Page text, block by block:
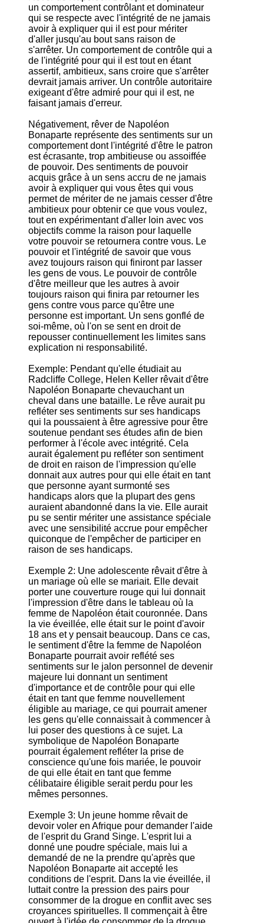
un comportement contrôlant et dominateur
qui se respecte avec l'intégrité de ne jamais
avoir à expliquer qui il est pour mériter
d'aller jusqu'au bout sans raison de
s'arrêter. Un comportement de contrôle qui a
de l'intégrité pour qui il est tout en étant
assertif, ambitieux, sans croire que s'arrêter
devrait jamais arriver. Un contrôle autoritaire
exigeant d'être admiré pour qui il est, ne
faisant jamais d'erreur.
Négativement, rêver de Napoléon
Bonaparte représente des sentiments sur un
comportement dont l'intégrité d'être le patron
est écrasante, trop ambitieuse ou assoiffée
de pouvoir. Des sentiments de pouvoir
acquis grâce à un sens accru de ne jamais
avoir à expliquer qui vous êtes qui vous
permet de mériter de ne jamais cesser d'être
ambitieux pour obtenir ce que vous voulez,
tout en expérimentant d'aller loin avec vos
objectifs comme la raison pour laquelle
votre pouvoir se retournera contre vous. Le
pouvoir et l'intégrité de savoir que vous
avez toujours raison qui finiront par lasser
les gens de vous. Le pouvoir de contrôle
d'être meilleur que les autres à avoir
toujours raison qui finira par retourner les
gens contre vous parce qu'être une
personne est important. Un sens gonflé de
soi-même, où l'on se sent en droit de
repousser continuellement les limites sans
explication ni responsabilité.
Exemple: Pendant qu'elle étudiait au
Radcliffe College, Helen Keller rêvait d'être
Napoléon Bonaparte chevauchant un
cheval dans une bataille. Le rêve aurait pu
refléter ses sentiments sur ses handicaps
qui la poussaient à être agressive pour être
soutenue pendant ses études afin de bien
performer à l'école avec intégrité. Cela
aurait également pu refléter son sentiment
de droit en raison de l'impression qu'elle
donnait aux autres pour qui elle était en tant
que personne ayant surmonté ses
handicaps alors que la plupart des gens
auraient abandonné dans la vie. Elle aurait
pu se sentir mériter une assistance spéciale
avec une sensibilité accrue pour empêcher
quiconque de l'empêcher de participer en
raison de ses handicaps.
Exemple 2: Une adolescente rêvait d'être à
un mariage où elle se mariait. Elle devait
porter une couverture rouge qui lui donnait
l'impression d'être dans le tableau où la
femme de Napoléon était couronnée. Dans
la vie éveillée, elle était sur le point d'avoir
18 ans et y pensait beaucoup. Dans ce cas,
le sentiment d'être la femme de Napoléon
Bonaparte pourrait avoir reflété ses
sentiments sur le jalon personnel de devenir
majeure lui donnant un sentiment
d'importance et de contrôle pour qui elle
était en tant que femme nouvellement
éligible au mariage, ce qui pourrait amener
les gens qu'elle connaissait à commencer à
lui poser des questions à ce sujet. La
symbolique de Napoléon Bonaparte
pourrait également refléter la prise de
conscience qu'une fois mariée, le pouvoir
de qui elle était en tant que femme
célibataire éligible serait perdu pour les
mêmes personnes.
Exemple 3: Un jeune homme rêvait de
devoir voler en Afrique pour demander l'aide
de l'esprit du Grand Singe. L'esprit lui a
donné une poudre spéciale, mais lui a
demandé de ne la prendre qu'après que
Napoléon Bonaparte ait accepté les
conditions de l'esprit. Dans la vie éveillée, il
luttait contre la pression des pairs pour
consommer de la drogue en conflit avec ses
croyances spirituelles. Il commençait à être